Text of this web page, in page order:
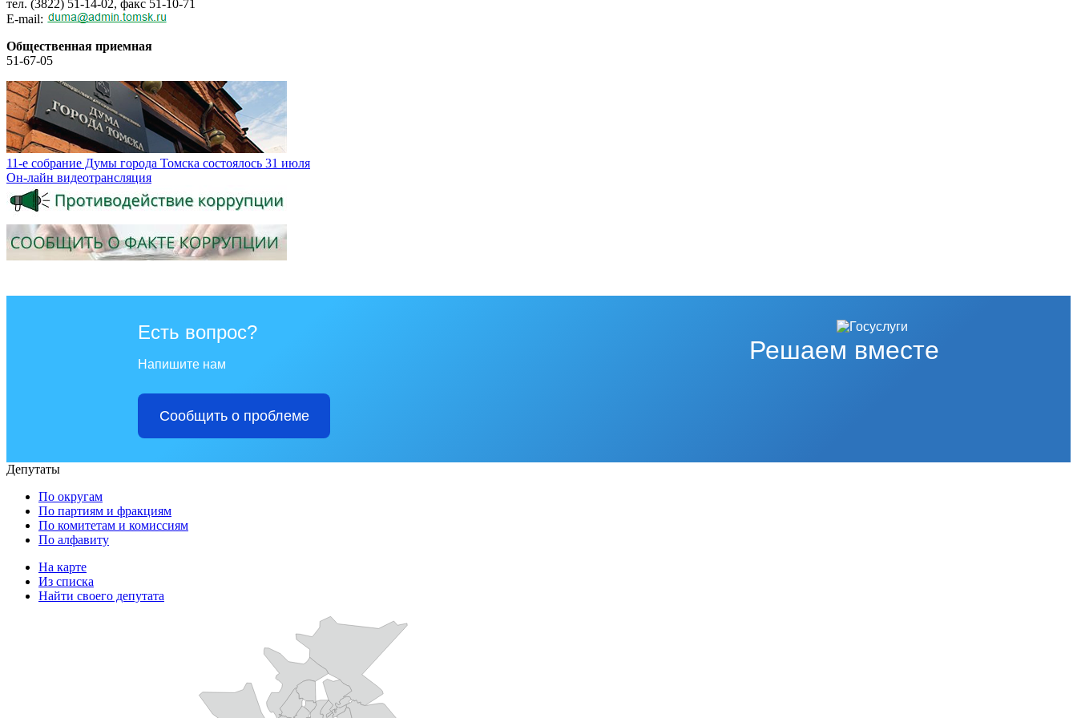
тел. (3822) 51-14-02, факс 51-10-71
E-mail:
Общественная приемная
51-67-05
11-е собрание Думы города Томска состоялось 31 июля
Он-лайн видеотрансляция
Решаем вместе
Есть вопрос?
Напишите нам
Сообщить о проблеме
Депутаты
По округам
По партиям и фракциям
По комитетам и комиссиям
По алфавиту
На карте
Из списка
Найти своего депутата